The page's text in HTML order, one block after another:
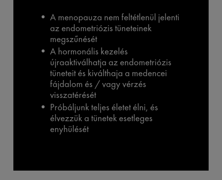
A menopauza nem feltétlenül jelenti
az endometriózis tüneteinek
megszűnését
A hormonális kezelés
újraaktiválhatja az endometriózis
tüneteit és kiválthaja a medencei
fájdalom és / vagy vérzés
visszatérését
Próbáljunk teljes életet élni, és
élvezzük a tünetek esetleges
enyhülését